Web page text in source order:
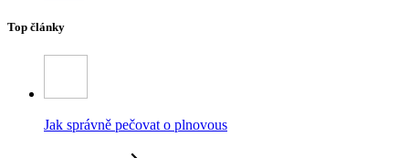
Top články
Jak správně pečovat o plnovous